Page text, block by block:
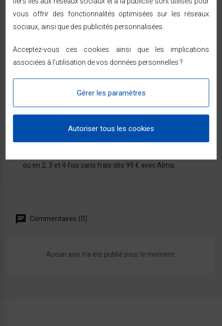
Expédition sous 24/48h— livraison rapide à
domicile sous 48/72h ouvrées par Chronopost ou
GEODIS, partout en France métropolitaine.
réception — voir les modalités dans lesconditions
générales de vente.
ou en 2, 3 et 4 fois sans frais dès 99 € avec Alma.
Commentaires (0)
Aucun avis n'a été publié pour le moment.
vous offrir des fonctionnalités optimisées sur les réseaux
sociaux, ainsi que des publicités personnalisées.
Acceptez-vous ces cookies ainsi que les implications
associées à l'utilisation de vos données personnelles ?
Gérer les paramètres
Autoriser tous les cookies